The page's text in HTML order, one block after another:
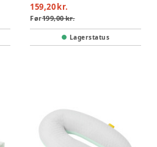
159,20 kr.
Før199,00 kr.
Lagerstatus